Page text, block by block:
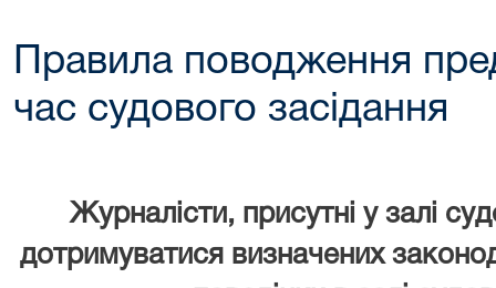
Правила поводження
час судового засідання
Журналісти, присутні у залі
дотримуватися визначених